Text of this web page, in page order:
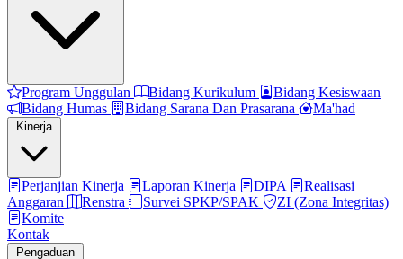
Program Unggulan Bidang Kurikulum
Bidang Kesiswaan
Bidang Humas
Bidang Sarana Dan Prasarana Ma'had
Kinerja
Perjanjian Kinerja Laporan Kinerja DIPA
Realisasi
Anggaran
Renstra Survei SPKP/SPAK
ZI (Zona Integritas)
Komite
Kontak
Pengaduan